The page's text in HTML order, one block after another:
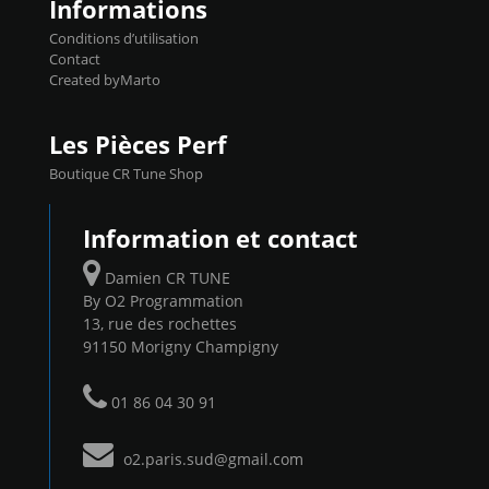
Informations
Conditions d’utilisation
Contact
Created byMarto
Les Pièces Perf
Boutique CR Tune Shop
Information et contact
Damien CR TUNE
By O2 Programmation
13, rue des rochettes
91150 Morigny Champigny
01 86 04 30 91
o2.paris.sud@gmail.com